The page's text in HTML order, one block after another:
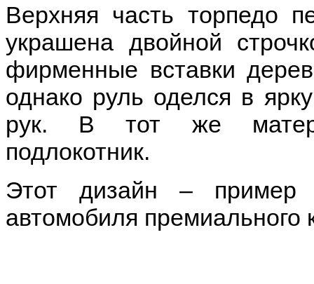
Верхняя часть торпедо
украшена двойной
фирменные вставки
однако руль оделся в
рук. В тот же
подлокотник.
Этот дизайн – пример
автомобиля премиального